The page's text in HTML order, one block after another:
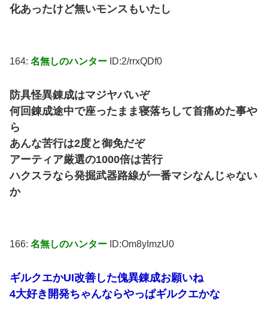
化あったけど無いモンスもいたし
164: 名無しのハンター ID:2/rrxQDf0
防具怪異錬成はマジヤバいぞ
何回錬成途中で座ったまま寝落ちして首痛めた事や
ら
あんな苦行は2度と御免だぞ
アーティア厳選の1000倍は苦行
ハクスラなら発掘武器路線が一番マシなんじゃない
か
166: 名無しのハンター ID:Om8yImzU0
ギルクエかUI改善した傀異錬成お願いね
4大好き開発ちゃんならやっぱギルクエかな